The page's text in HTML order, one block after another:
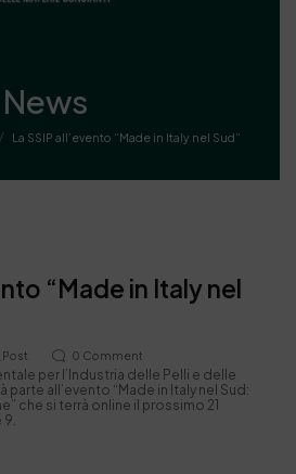
News
/ La SSIP all’evento “Made in Italy nel Sud”
“Made in Italy nel
Post 0 Comment
per l’Industria delle Pelli e delle
all’evento “Made in Italy nel Sud:
che si terrà online il prossimo 21
9.